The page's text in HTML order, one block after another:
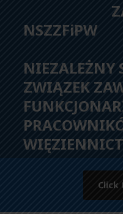
NSZZFiPW
NIEZALEŻNY
ZWIĄZEK
Click